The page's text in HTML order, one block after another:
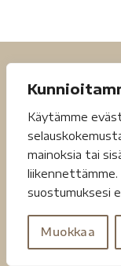
Käytämme
mainoksia tai
liikennettämme.
suostumuksesi
Muokkaa